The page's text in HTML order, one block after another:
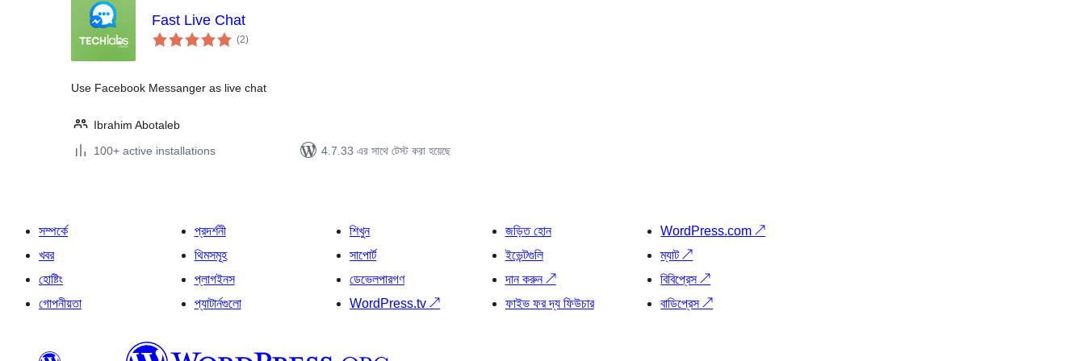
Fast Live Chat
(2total
ratings
)
Use Facebook Messanger as live chat
Ibrahim Abotaleb
100+ active installations
4.7.33 এর সাথে টেস্ট করা হয়েছে
সম্পর্কে
খবর
হোষ্টিং
গোপনীয়তা
প্রদর্শনী
থিমসমূহ
প্লাগইনস
প্যাটার্নগুলো
শিখুন
সাপোর্ট
ডেভেলপারগণ
WordPress.tv↗
জড়িত হোন
ইভেন্টগুলি
দান করুন↗
ফাইভ ফর দ্য ফিউচার
WordPress.com↗
ম্যাট↗
বিবিপ্রেস↗
বাডিপ্রেস↗